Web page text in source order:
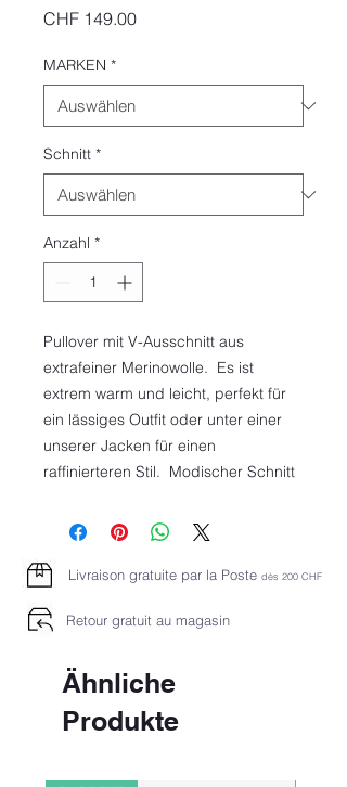
CHF 149.00Preis
MARKEN *
Schnitt *
Anzahl *
Pullover mit V-Ausschnitt aus
extrafeiner Merinowolle. Es ist
extrem warm und leicht, perfekt für
ein lässiges Outfit oder unter einer
unserer Jacken für einen
raffinierteren Stil. Modischer Schnitt
Livraison gratuite par la Poste dès 200 CHF
Retour gratuit au magasin
Ähnliche
Produkte